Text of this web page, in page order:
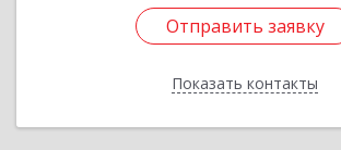
Отправить заявку
Показать контакты
Отправить заявку
Назад